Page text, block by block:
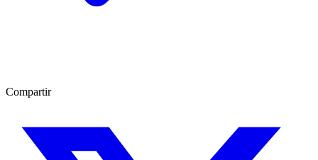
Compartir